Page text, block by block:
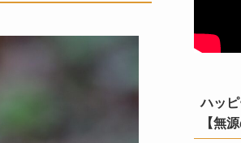
ハッ
【無